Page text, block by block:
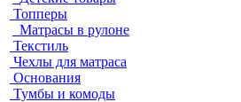
Топперы
Матрасы в рулоне
Текстиль
Чехлы для матраса
Основания
Тумбы и комоды